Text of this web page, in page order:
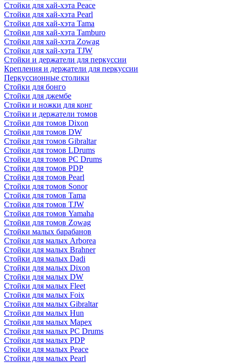
Стойки для хай-хэта Peace
Стойки для хай-хэта Pearl
Стойки для хай-хэта Tama
Стойки для хай-хэта Tamburo
Стойки для хай-хэта Zowag
Стойки для хай-хэта TJW
Стойки и держатели для перкуссии
Крепления и держатели для перкуссии
Перкуссионные столики
Стойки для бонго
Стойки для джембе
Стойки и ножки для конг
Стойки и держатели томов
Стойки для томов Dixon
Стойки для томов DW
Стойки для томов Gibraltar
Стойки для томов LDrums
Стойки для томов PC Drums
Стойки для томов PDP
Стойки для томов Pearl
Стойки для томов Sonor
Стойки для томов Tama
Стойки для томов TJW
Стойки для томов Yamaha
Стойки для томов Zowag
Стойки малых барабанов
Стойки для малых Arborea
Стойки для малых Brahner
Стойки для малых Dadi
Стойки для малых Dixon
Стойки для малых DW
Стойки для малых Fleet
Стойки для малых Foix
Стойки для малых Gibraltar
Стойки для малых Hun
Стойки для малых Mapex
Стойки для малых PC Drums
Стойки для малых PDP
Стойки для малых Peace
Стойки для малых Pearl